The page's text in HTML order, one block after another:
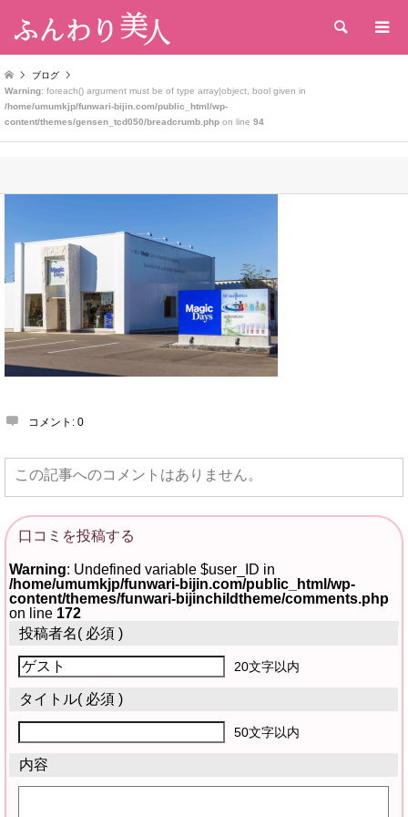
検索
ブログ
Warning: foreach() argument must be of type array|object, bool given in
/home/umumkjp/funwari-bijin.com/public_html/wp-
content/themes/gensen_tcd050/breadcrumb.php on line 94
コメント: 0
この記事へのコメントはありません。
口コミを投稿する
Warning : Undefined variable $user_ID in
/home/umumkjp/funwari-bijin.com/public_html/wp-
content/themes/funwari-bijinchildtheme/comments.php
on line 172
投稿者名( 必須 )
20文字以内
タイトル( 必須 )
50文字以内
内容